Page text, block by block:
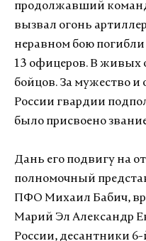
продолжавший
вызвал огонь
неравном бою
13 офицеров. В живых
бойцов. За мужество и
России гвардии
было присвоено
Дань его подвигу на
полномочный
ПФО Михаил Бабич,
Марий Эл Александр
России, десантники